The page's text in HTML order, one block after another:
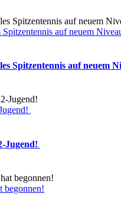
auf neuem
Spitzentennis auf neuem
Jugend!
begonnen!